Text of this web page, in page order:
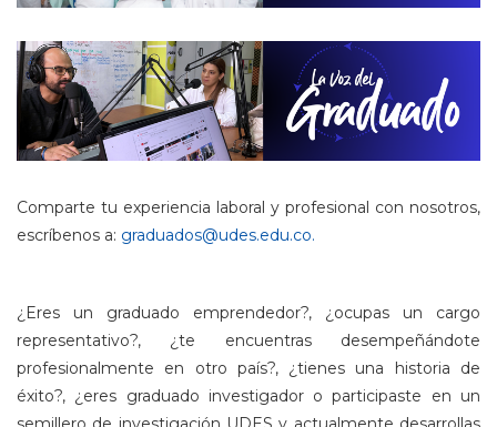
Comparte tu experiencia laboral y profesional con nosotros,
escríbenos a: graduados@udes.edu.co.
¿Eres un graduado emprendedor?, ¿ocupas un cargo
representativo?, ¿te encuentras desempeñándote
profesionalmente en otro país?, ¿tienes una historia de
éxito?, ¿eres graduado investigador o participaste en un